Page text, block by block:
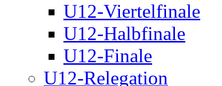
U12-Viertelfinale
U12-Halbfinale
U12-Finale
U12-Relegation